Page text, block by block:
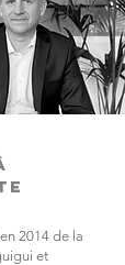
2014 de la
et